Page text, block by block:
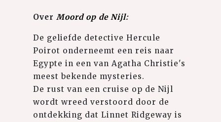
Over Moord op de Nijl:
De geliefde detective Hercule
Poirot onderneemt een reis naar
Egypte in een van Agatha Christie's
meest bekende mysteries.
De rust van een cruise op de Nijl
wordt wreed verstoord door de
ontdekking dat Linnet Ridgeway is